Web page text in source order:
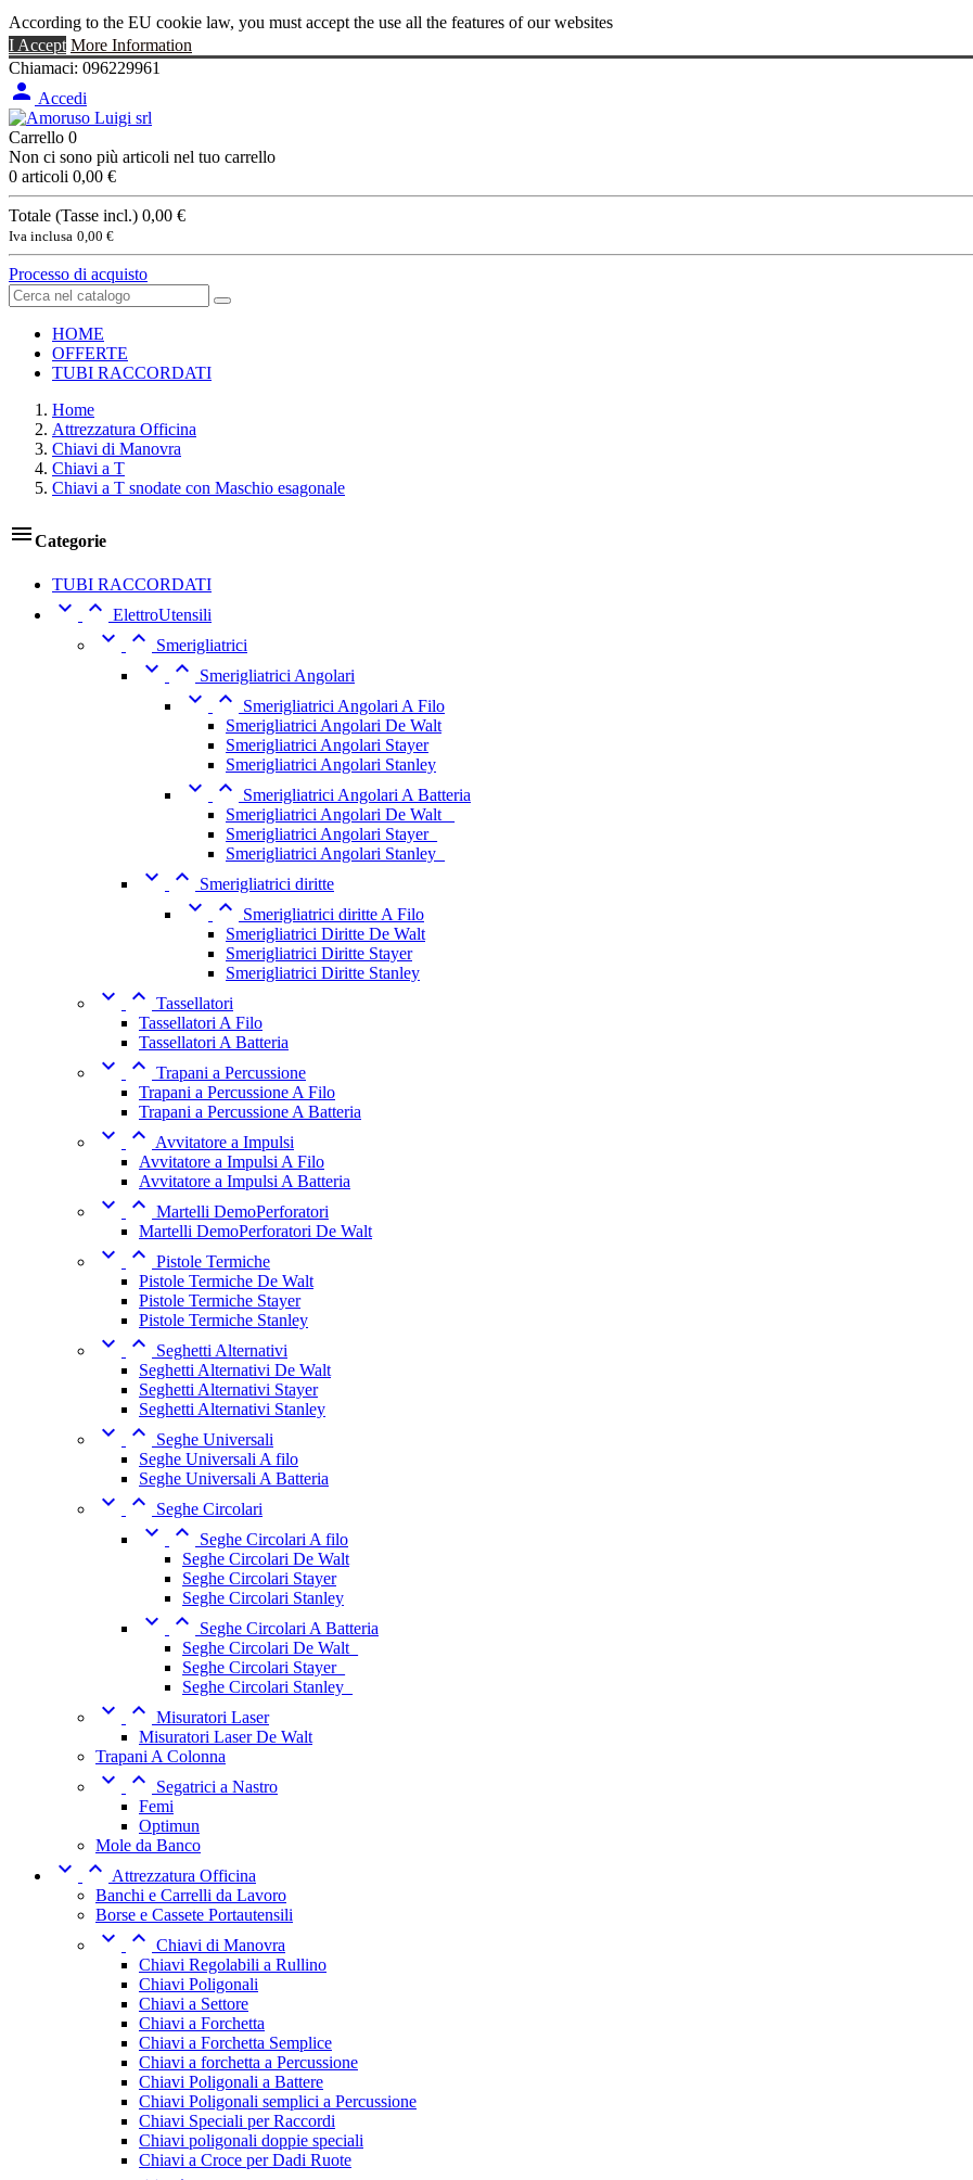
According to the EU cookie law, you must accept the use all the features of our websites
I Accept More Information
Chiamaci: 096229961
 Accedi
Carrello 0
Non ci sono più articoli nel tuo carrello
0 articoli 0,00 €
Totale (Tasse incl.) 0,00 €
Iva inclusa 0,00 €
Processo di acquisto
HOME
OFFERTE
TUBI RACCORDATI
Home
Attrezzatura Officina
Chiavi di Manovra
Chiavi a T
Chiavi a T snodate con Maschio esagonale
Categorie
TUBI RACCORDATI
  ElettroUtensili
  Smerigliatrici
  Smerigliatrici Angolari
 
Smerigliatrici Angolari A Filo
Smerigliatrici Angolari De Walt
Smerigliatrici Angolari Stayer
Smerigliatrici Angolari Stanley
 
Smerigliatrici Angolari A Batteria
Smerigliatrici Angolari De Walt _
Smerigliatrici Angolari Stayer_
Smerigliatrici Angolari Stanley_
  Smerigliatrici diritte
 
Smerigliatrici diritte A Filo
Smerigliatrici Diritte De Walt
Smerigliatrici Diritte Stayer
Smerigliatrici Diritte Stanley
  Tassellatori
Tassellatori A Filo
Tassellatori A Batteria
  Trapani a Percussione
Trapani a Percussione A Filo
Trapani a Percussione A Batteria
  Avvitatore a Impulsi
Avvitatore a Impulsi A Filo
Avvitatore a Impulsi A Batteria
  Martelli DemoPerforatori
Martelli DemoPerforatori De Walt
  Pistole Termiche
Pistole Termiche De Walt
Pistole Termiche Stayer
Pistole Termiche Stanley
 
Seghetti Alternativi
Seghetti Alternativi De Walt
Seghetti Alternativi Stayer
Seghetti Alternativi Stanley
 
Seghe Universali
Seghe Universali A filo
Seghe Universali A Batteria
  Seghe Circolari
 
Seghe Circolari A filo
Seghe Circolari De Walt
Seghe Circolari Stayer
Seghe Circolari Stanley
 
Seghe Circolari A Batteria
Seghe Circolari De Walt_
Seghe Circolari Stayer_
Seghe Circolari Stanley_
  Misuratori Laser
Misuratori Laser De Walt
Trapani A Colonna
 
Segatrici a Nastro
Femi
Optimun
Mole da Banco
  Attrezzatura Officina
Banchi e Carrelli da Lavoro
Borse e Cassete Portautensili
  Chiavi di Manovra
Chiavi Regolabili a Rullino
Chiavi Poligonali
Chiavi a Settore
Chiavi a Forchetta
Chiavi a Forchetta Semplice
Chiavi a forchetta a Percussione
Chiavi Poligonali a Battere
Chiavi Poligonali semplici a Percussione
Chiavi Speciali per Raccordi
Chiavi poligonali doppie speciali
Chiavi a Croce per Dadi Ruote